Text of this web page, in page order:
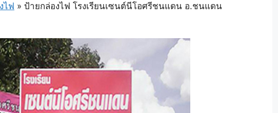
ไฟ » ป้ายกล่องไฟ โรงเรียนเซนต์นีโอศรีชนแดน อ.ชนแดน